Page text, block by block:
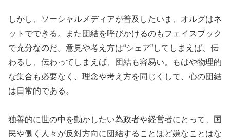
しかし、ソーシャルメディアが普及したいま、オルグはネ
ットでできる。また団結を呼びかけるのもフェイスブック
で充分なのだ。意見や考え方は“シェア”してしまえば、伝
わるし、伝わってしまえば、団結も容易い。もはや物理的
な集合も必要なく、理念や考え方を同じくして、心の団結
は日常的である。
独善的に世の中を動かしたい為政者や経営者にとって、国
民や働く人々が反対方向に団結することほど嫌なことはな